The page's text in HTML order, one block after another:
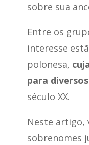
sobre sua
Entre os
interesse
polonesa,
para
século XX.
Neste artigo,
sobrenomes